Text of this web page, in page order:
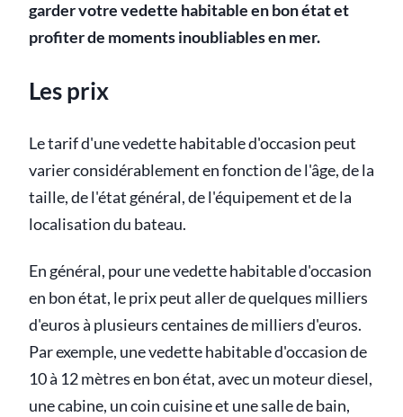
garder votre vedette habitable en bon état et
profiter de moments inoubliables en mer.
Les prix
Le tarif d'une vedette habitable d'occasion peut
varier considérablement en fonction de l'âge, de la
taille, de l'état général, de l'équipement et de la
localisation du bateau.
En général, pour une vedette habitable d'occasion
en bon état, le prix peut aller de quelques milliers
d'euros à plusieurs centaines de milliers d'euros.
Par exemple, une vedette habitable d'occasion de
10 à 12 mètres en bon état, avec un moteur diesel,
une cabine, un coin cuisine et une salle de bain,